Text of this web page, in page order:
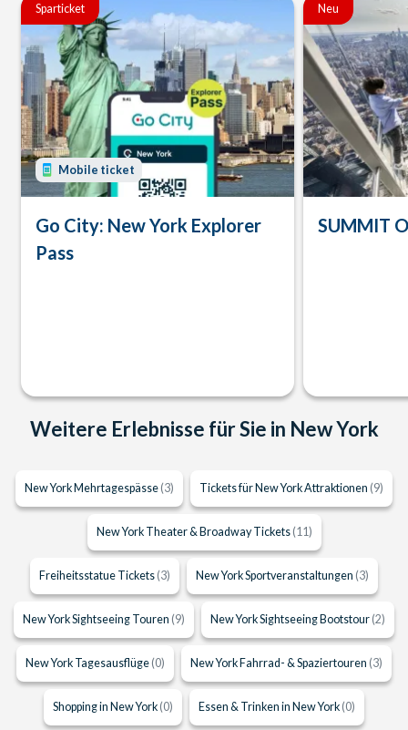
Sparticket
Mobile ticket
Go City: New York Explorer
Pass
Neu
SUMMIT
Weitere Erlebnisse für Sie in New York
New York Mehrtagespässe (3) Tickets für New York Attraktionen (9)
New York Theater & Broadway Tickets (11)
Freiheitsstatue Tickets (3) New York Sportveranstaltungen (3)
New York Sightseeing Touren (9) New York Sightseeing Bootstour (2)
New York Tagesausflüge (0) New York Fahrrad- & Spaziertouren (3)
Shopping in New York (0) Essen & Trinken in New York (0)